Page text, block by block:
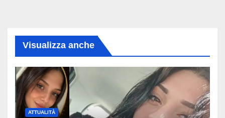
Visualizza anche
ATTUALITÀ